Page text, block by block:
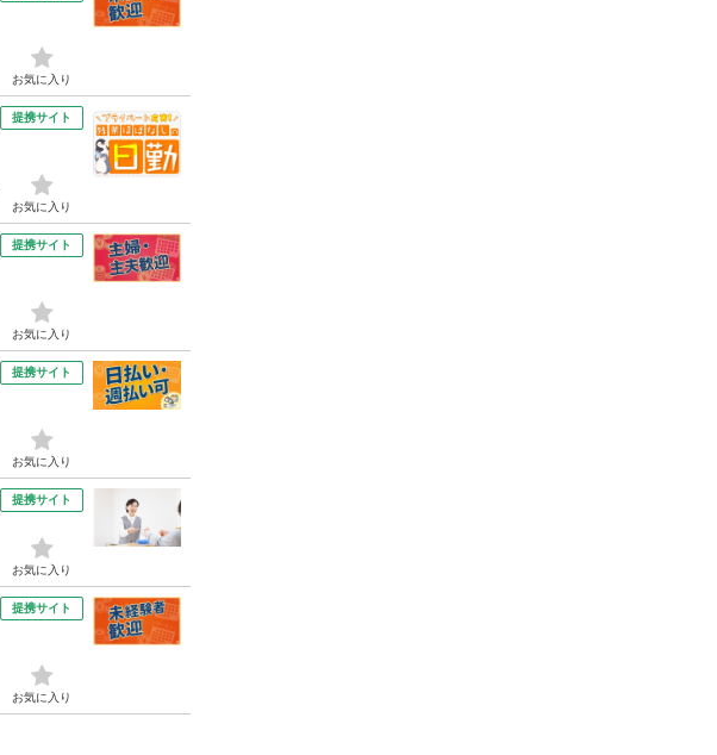
お気に入り
提携サイト
お気に入り
提携サイト
お気に入り
提携サイト
お気に入り
提携サイト
お気に入り
提携サイト
お気に入り